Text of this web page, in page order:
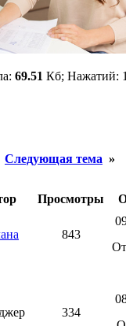
69.51 Кб; Нажатий:
Следующая тема »
Просмотры
843
334